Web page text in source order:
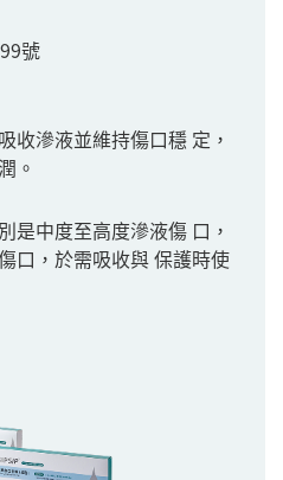
號
收滲液並維持傷口穩 定，
。
是中度至高度滲液傷 口，
口，於需吸收與 保護時使